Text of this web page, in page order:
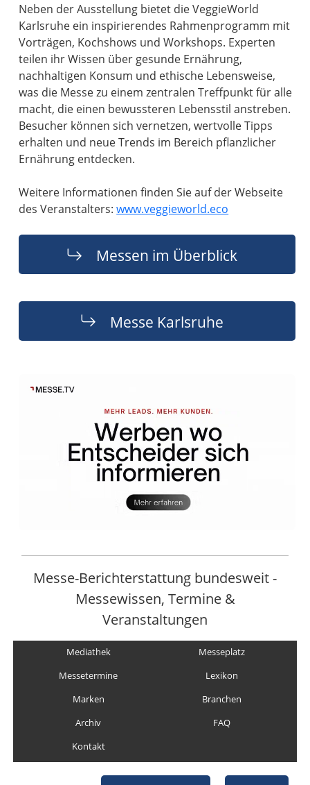
Neben der Ausstellung bietet die VeggieWorld
Karlsruhe ein inspirierendes Rahmenprogramm mit
Vorträgen, Kochshows und Workshops. Experten
teilen ihr Wissen über gesunde Ernährung,
nachhaltigen Konsum und ethische Lebensweise,
was die Messe zu einem zentralen Treffpunkt für alle
macht, die einen bewussteren Lebensstil anstreben.
Besucher können sich vernetzen, wertvolle Tipps
erhalten und neue Trends im Bereich pflanzlicher
Ernährung entdecken.
Weitere Informationen finden Sie auf der Webseite
des Veranstalters:www.veggieworld.eco
Messen im Überblick
Messe Karlsruhe
Messe-Berichterstattung bundesweit -
Messewissen, Termine &
Veranstaltungen
Mediathek
Messeplatz
Messetermine
Lexikon
Marken
Branchen
Archiv
FAQ
Kontakt